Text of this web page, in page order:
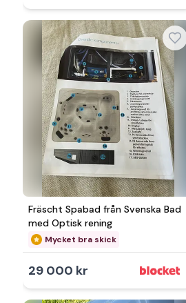
Fräscht Spabad från Svenska Bad
med Optisk rening
Mycket bra skick
29 000 kr